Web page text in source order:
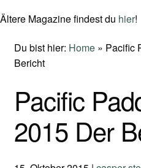
Ältere Magazine findest du hier!
Du bist hier: Home» Pacific
Bericht
Pacific
2015 Der